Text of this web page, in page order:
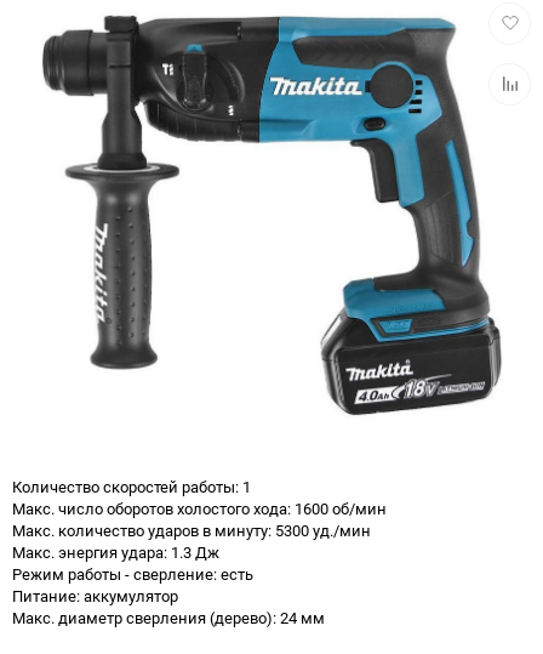
Количество скоростей работы: 1
Макс. число оборотов холостого хода: 1600 об/мин
Макс. количество ударов в минуту: 5300 уд./мин
Макс. энергия удара: 1.3 Дж
Режим работы - сверление: есть
Питание: аккумулятор
Макс. диаметр сверления (дерево): 24 мм